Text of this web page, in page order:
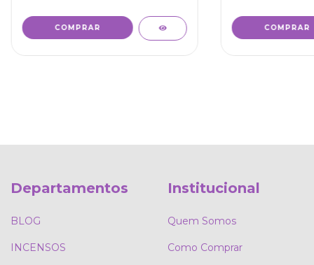
Departamentos
BLOG
INCENSOS
Institucional
Quem Somos
Como Comprar